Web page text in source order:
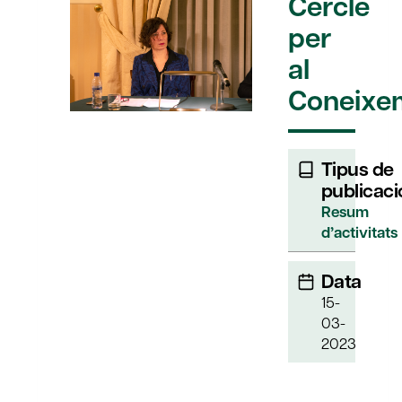
per
al
Tipus de
Resum
d’activitats
Data
15-
03-
2023